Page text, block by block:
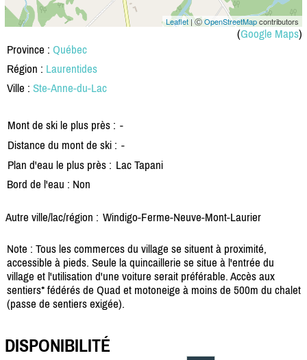
Leaflet | ⒸOpenStreetMapcontributors
(Google Maps)
Province : Québec
Région : Laurentides
Ville : Ste-Anne-du-Lac
Mont de ski le plus près : -
Distance du mont de ski : -
Plan d'eau le plus près : Lac Tapani
Bord de l'eau : Non
Autre ville/lac/région : Windigo-Ferme-Neuve-Mont-Laurier
Note : Tous les commerces du village se situent à proximité,
accessible à pieds. Seule la quincaillerie se situe à l'entrée du
village et l'utilisation d'une voiture serait préférable. Accès aux
sentiers* fédérés de Quad et motoneige à moins de 500m du chalet
(passe de sentiers exigée).
DISPONIBILITÉ